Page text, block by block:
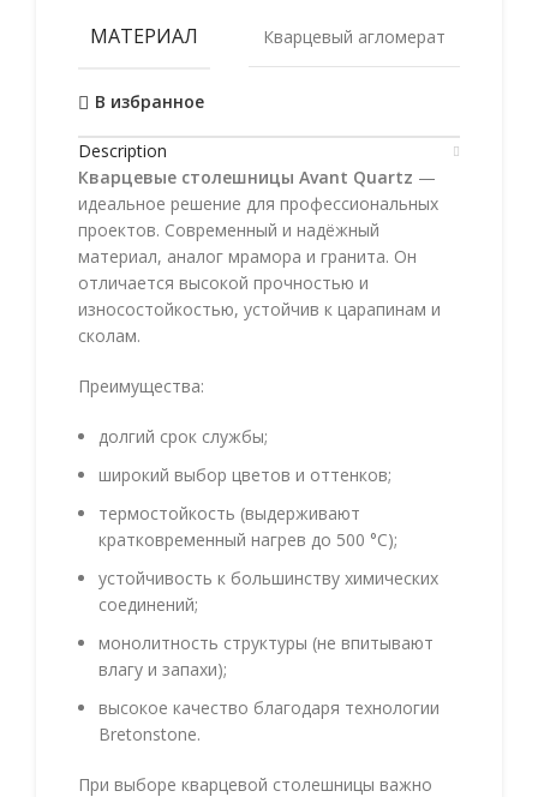
МАТЕРИАЛ Кварцевый агломерат
В избранное
Description
Кварцевые столешницы Avant Quartz —
идеальное решение для профессиональных
проектов. Современный и надёжный
материал, аналог мрамора и гранита. Он
отличается высокой прочностью и
износостойкостью, устойчив к царапинам и
сколам.
Преимущества:
долгий срок службы;
широкий выбор цветов и оттенков;
термостойкость (выдерживают
кратковременный нагрев до 500 °C);
устойчивость к большинству химических
соединений;
монолитность структуры (не впитывают
влагу и запахи);
высокое качество благодаря технологии
Bretonstone.
При выборе кварцевой столешницы важно